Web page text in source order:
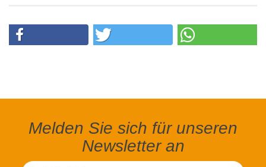
Melden Sie sich für unseren
Newsletter an